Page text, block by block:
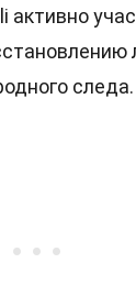
активно
следа.